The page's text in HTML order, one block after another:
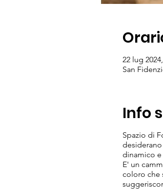
22 lug
San
Info
Spazio di
dinamico e
E' un
coloro che